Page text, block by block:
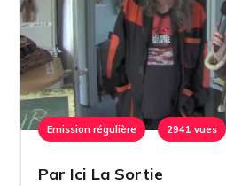
Emission régulière 2941 vues
Par Ici La Sortie